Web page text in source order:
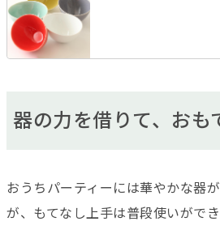
器の力を借りて、おも
おうちパーティーには華やかな器
が、もてなし上手は普段使いがで